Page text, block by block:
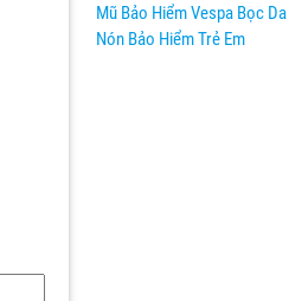
Mũ Bảo Hiểm Vespa Bọc Da
Nón Bảo Hiểm Trẻ Em